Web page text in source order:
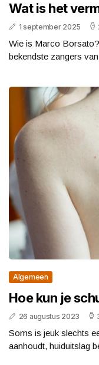
Wat is het
1 september 2025
Wie is Marco
bekendste zangers
Algemeen
Hoe kun je
26 augustus 2023
Soms is jeuk slechts
aanhoudt, huiduitslag